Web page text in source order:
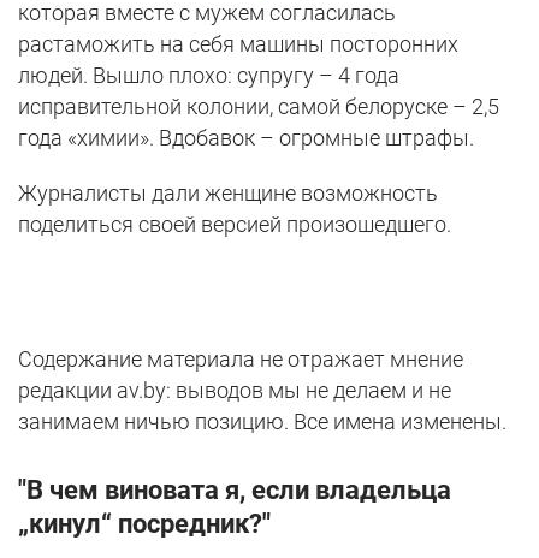
которая вместе с мужем согласилась
растаможить на себя машины посторонних
людей. Вышло плохо: супругу – 4 года
исправительной колонии, самой белоруске – 2,5
года «химии». Вдобавок – огромные штрафы.
Журналисты дали женщине возможность
поделиться своей версией произошедшего.
Содержание материала не отражает мнение
редакции av.by: выводов мы не делаем и не
занимаем ничью позицию. Все имена изменены.
"В чем виновата я, если владельца
„кинул“ посредник?"